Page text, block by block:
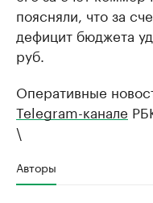
поясняли, что за
дефицит бюджета
руб.
Оперативные
Telegram-канале
\
Авторы